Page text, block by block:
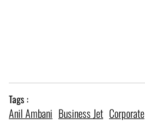
Tags :
Anil Ambani Business Jet Corporate